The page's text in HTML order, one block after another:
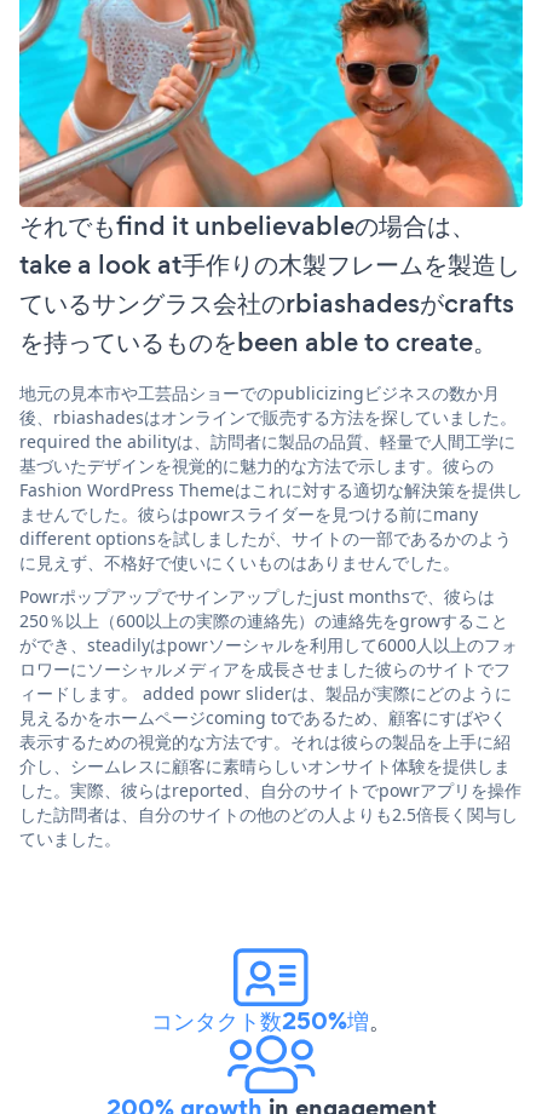
それでもfind it unbelievableの場合は、
take a look at手作りの木製フレームを製造し
ているサングラス会社のrbiashadesがcrafts
を持っているものをbeen able to create。
地元の見本市や工芸品ショーでのpublicizingビジネスの数か月
後、rbiashadesはオンラインで販売する方法を探していました。
required the abilityは、訪問者に製品の品質、軽量で人間工学に
基づいたデザインを視覚的に魅力的な方法で示します。彼らの
Fashion WordPress Themeはこれに対する適切な解決策を提供し
ませんでした。彼らはpowrスライダーを見つける前にmany
different optionsを試しましたが、サイトの一部であるかのよう
に見えず、不格好で使いにくいものはありませんでした。
Powrポップアップでサインアップしたjust monthsで、彼らは
250％以上（600以上の実際の連絡先）の連絡先をgrowすること
ができ、steadilyはpowrソーシャルを利用して6000人以上のフォ
ロワーにソーシャルメディアを成長させました彼らのサイトでフ
ィードします。 added powr sliderは、製品が実際にどのように
見えるかをホームページcoming toであるため、顧客にすばやく
表示するための視覚的な方法です。それは彼らの製品を上手に紹
介し、シームレスに顧客に素晴らしいオンサイト体験を提供しま
した。実際、彼らはreported、自分のサイトでpowrアプリを操作
した訪問者は、自分のサイトの他のどの人よりも2.5倍長く関与し
ていました。
コンタクト数250%増。